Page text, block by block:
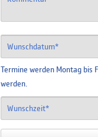
Termine werden Montag bis
werden.